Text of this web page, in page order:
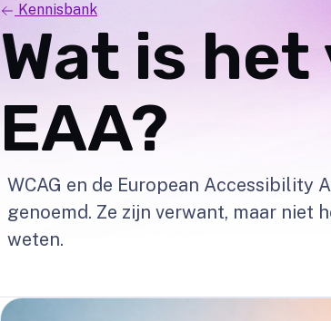
Kennisbank
Wat is het
EAA?
WCAG en de European Accessibility
genoemd. Ze zijn verwant, maar niet
weten.